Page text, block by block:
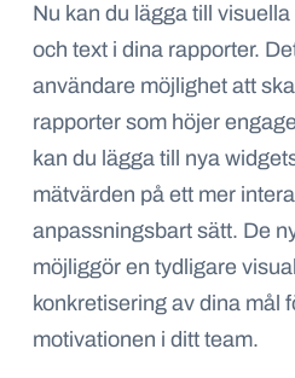
Nu kan du lägga till
och text i dina rapporter.
användare möjlighet att
rapporter som höjer
kan du lägga till nya
mätvärden på ett mer
anpassningsbart sätt. De
möjliggör en tydligare
konkretisering av dina mål
motivationen i ditt team.